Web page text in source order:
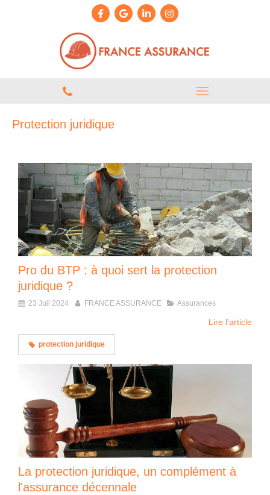
Protection juridique
Pro du BTP : à quoi sert la protection
juridique ?
23 Juil 2024 FRANCE ASSURANCE Assurances
Lire l'article
protection juridique
La protection juridique, un complément à
l'assurance décennale